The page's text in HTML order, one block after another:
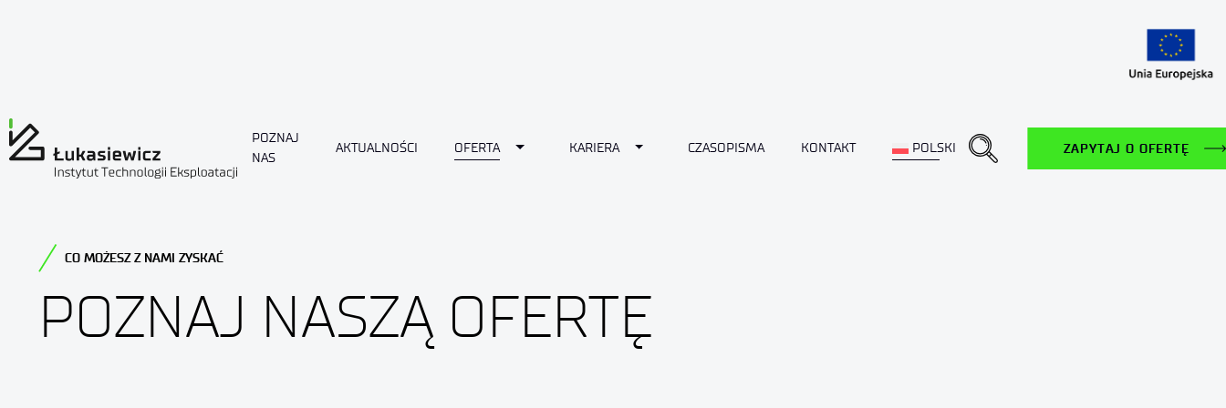
POZNAJ
NAS
AKTUALNOŚCI OFERTA Toggle Dropdown
KARIERA Toggle Dropdown
CZASOPISMA KONTAKT POLSKI ZAPYTAJ O OFERTĘ
CO MOŻESZ Z NAMI ZYSKAĆ
POZNAJ NASZĄ OFERTĘ